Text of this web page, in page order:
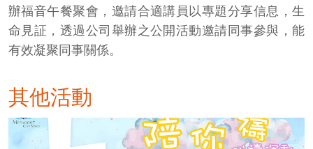
辦福音午餐聚會，邀請合適講員以專題分享信息，生
命見証，透過公司舉辦之公開活動邀請同事參與，能
有效凝聚同事關係。
其他活動